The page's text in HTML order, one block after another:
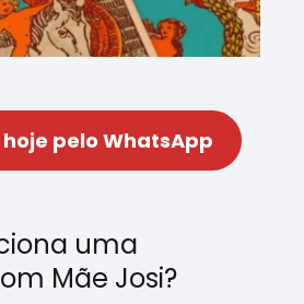
pelo WhatsApp
uma
Mãe Josi?